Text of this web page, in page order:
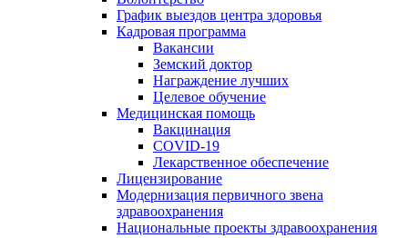
График выездов центра здоровья
Кадровая программа
Вакансии
Земский доктор
Награждение лучших
Целевое обучение
Медицинская помощь
Вакцинация
COVID-19
Лекарственное обеспечение
Лицензирование
Модернизация первичного звена
здравоохранения
Национальные проекты здравоохранения